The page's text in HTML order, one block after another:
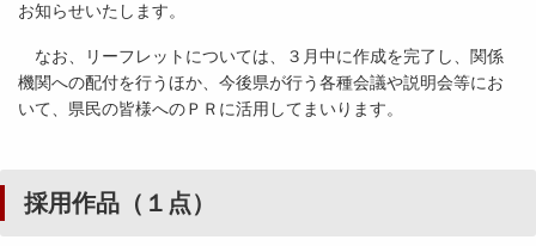
お知らせいたします。
なお、リーフレットについては、３月中に作成を完了し、関係
機関への配付を行うほか、今後県が行う各種会議や説明会等にお
いて、県民の皆様へのＰＲに活用してまいります。
採用作品（１点）